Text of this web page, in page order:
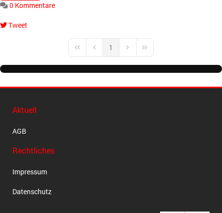
0 Kommentare
Tweet
First PagePrevious Page
1 Next PageLast Page
Aktuell
AGB
Rechtliches
Impressum
Datenschutz